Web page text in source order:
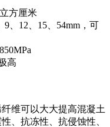
方厘米
、12、15、54mm，可
高
维可以大大提高混凝土
、抗冻性、抗侵蚀性、